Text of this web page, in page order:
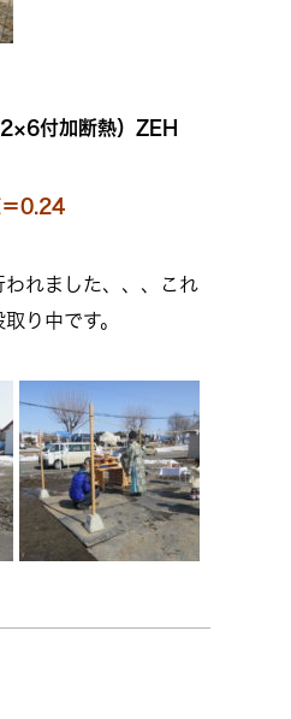
付加断熱）ZEH
0.24
れました、、、これ
り中です。